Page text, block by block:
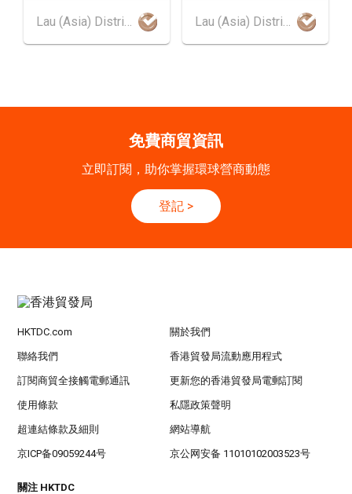
9
SEP
香港
09.09.2026
SEP
運輸物流學會國際會議 2026
「香港好物節 (東盟)」2026
13.10.2026 - 16.10.2026
Lau (Asia) Distribution Limited
Lau (Asia) Distribution Limited
免費商貿資訊
立即訂閱，助你掌握環球營商動態
登記 >
HKTDC.com 關於我們
聯絡我們 香港貿發局流動應用程式
訂閱商貿全接觸電郵通訊 更新您的香港貿發局電郵訂閱
使用條款 私隱政策聲明
超連結條款及細則 網站導航
京ICP备09059244号 京公网安备 11010102003523号
關注 HKTDC